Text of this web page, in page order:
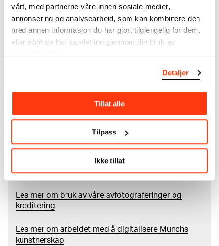
vårt, med partnerne våre innen sosiale medier,
annonsering og analysearbeid, som kan kombinere den
med annen informasjon du har gjort tilgjengelig for dem,
eller som de har samlet inn gjennom din bruk av
Detaljer
Tillat alle
Tilpass
Ikke tillat
I verkskatalogen kan du søke i hele Edvard Munchs
kunstnerskap. Verkskatalogen utbedres jevnlig i
samsvar med den nyeste forskningen. Vi tar
forbehold om at feil kan forekomme.
MUNCHs samling består av over 42 000 unike
museumsobjekter, inkludert nærmere 27 000 unike
kunstverk. I tillegg til den ekstraordinære samlingen
testamenterte til Oslo
kommune i 1940, rommer museet også samlingene
samling
Les mer om bruk av våre avfotograferinger og
kreditering
Les mer om arbeidet med å digitalisere Munchs
kunstnerskap